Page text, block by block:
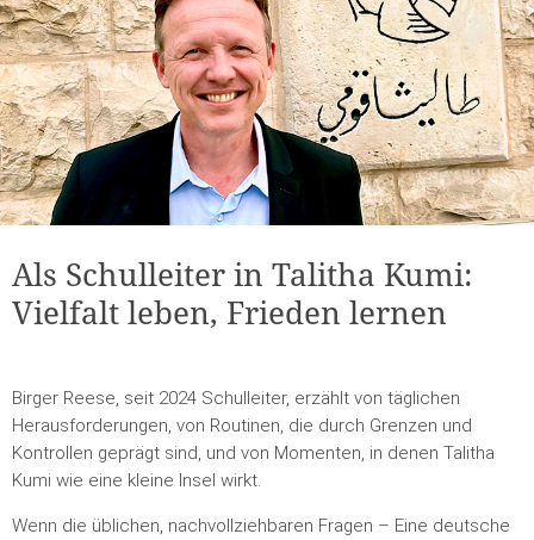
Als Schulleiter in Talitha Kumi:
Vielfalt leben, Frieden lernen
Birger Reese, seit 2024 Schulleiter, erzählt von täglichen
Herausforderungen, von Routinen, die durch Grenzen und
Kontrollen geprägt sind, und von Momenten, in denen Talitha
Kumi wie eine kleine Insel wirkt.
Wenn die üblichen, nachvollziehbaren Fragen – Eine deutsche